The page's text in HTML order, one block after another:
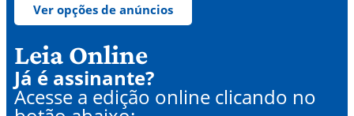
Ver opções de anúncios
Leia Online
Já é assinante?
Acesse a edição online clicando no